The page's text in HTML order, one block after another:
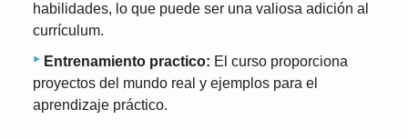
habilidades, lo que puede ser una valiosa adición al
currículum.
Entrenamiento practico: El curso proporciona
proyectos del mundo real y ejemplos para el
aprendizaje práctico.